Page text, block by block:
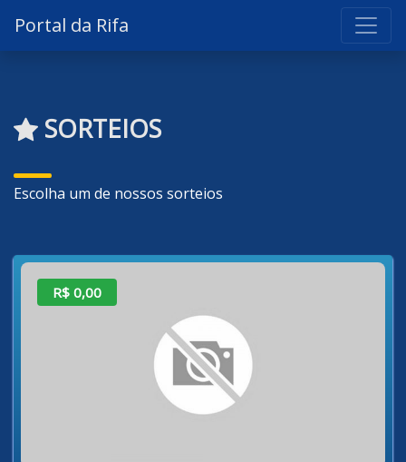
Portal da Rifa
SORTEIOS
Escolha um de nossos sorteios
R$ 0,00